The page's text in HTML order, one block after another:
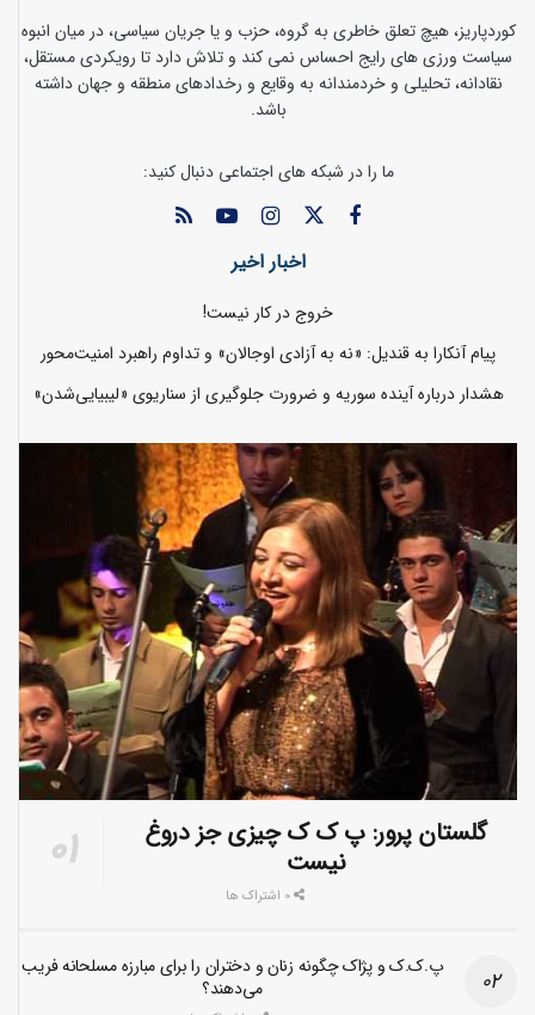
کوردپاریز، هیچ تعلق خاطری به گروه، حزب و یا جریان سیاسی، در میان انبوه
سیاست ورزی های رایج احساس نمی کند و تلاش دارد تا رویکردی مستقل،
نقادانه، تحلیلی و خردمندانه به وقایع و رخدادهای منطقه و جهان داشته
باشد.
ما را در شبکه های اجتماعی دنبال کنید:
اخبار اخیر
خروج در کار نیست!
پیام آنکارا به قندیل: «نه به آزادی اوجالان» و تداوم راهبرد امنیت‌محور
هشدار درباره آینده سوریه و ضرورت جلوگیری از سناریوی «لیبیایی‌شدن»
گلستان پرور: پ ک ک چیزی جز دروغ
نیست
پ.ک.ک و پژاک چگونه زنان و دختران را برای مبارزه مسلحانه فریب
می‌دهند؟